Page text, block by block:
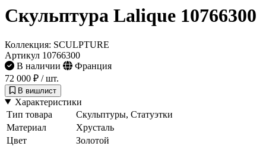
Скульптура Lalique 10766300
Коллекция: SCULPTURE
Артикул 10766300
В наличии
Франция
72 000 ₽ / шт.
В вишлист
Характеристики
Тип товара
Скульптуры, Статуэтки
Материал
Хрусталь
Цвет
Золотой